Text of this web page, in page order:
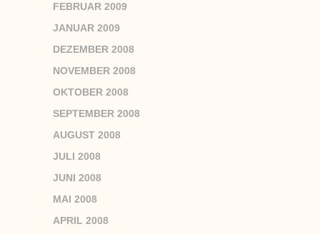
FEBRUAR 2009
JANUAR 2009
DEZEMBER 2008
NOVEMBER 2008
OKTOBER 2008
SEPTEMBER 2008
AUGUST 2008
JULI 2008
JUNI 2008
MAI 2008
APRIL 2008